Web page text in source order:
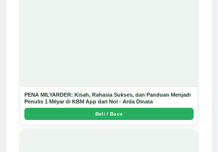
PENA MILYARDER: Kisah, Rahasia Sukses, dan Panduan Menjadi
Penulis 1 Milyar di KBM App dari Nol - Arda Dinata
Beli / Baca